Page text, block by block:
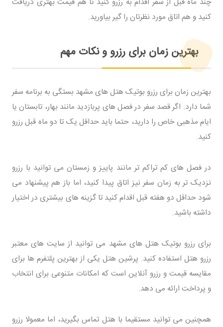
کنید و هم اتاق مورد نظرتان را گیر بیاورید.
بهترین زمان برای رزرو و نکات مهم
بهترین زمان برای رزرو بوتیک هتل های مشهد بستگی به برنامه سفر
شما دارد. اگر قصد سفر در فصل های پربازدید مانند بهار، تابستان یا
ایام مذهبی خاص را دارید، حتما باید حداقل یک تا دو ماه قبل رزرو
کنید.
در فصل های کم تراکم تر مانند پاییز و زمستان می توانید با رزرو
نزدیک تر به زمان سفر نیز اتاق پیدا کنید، اما باز هم پیشنهاد می
شود حداقل دو هفته قبل اقدام کنید تا گزینه های بیشتری در اختیار
داشته باشید.
برای رزرو بوتیک هتل های مشهد می توانید از سایت های معتبر
رزرو هتل استفاده کنید. پرشین هتل یکی از بهترین پلتفرم ها برای
مقایسه قیمت و رزرو آنلاین است که امکانات متنوعی برای انتخاب
و پرداخت ارائه می دهد.
همچنین می توانید مستقیما با هتل تماس بگیرید، اما معمولا رزرو